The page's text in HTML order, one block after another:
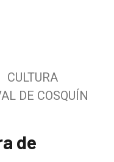
CULTURA
DE COSQUÍN
de